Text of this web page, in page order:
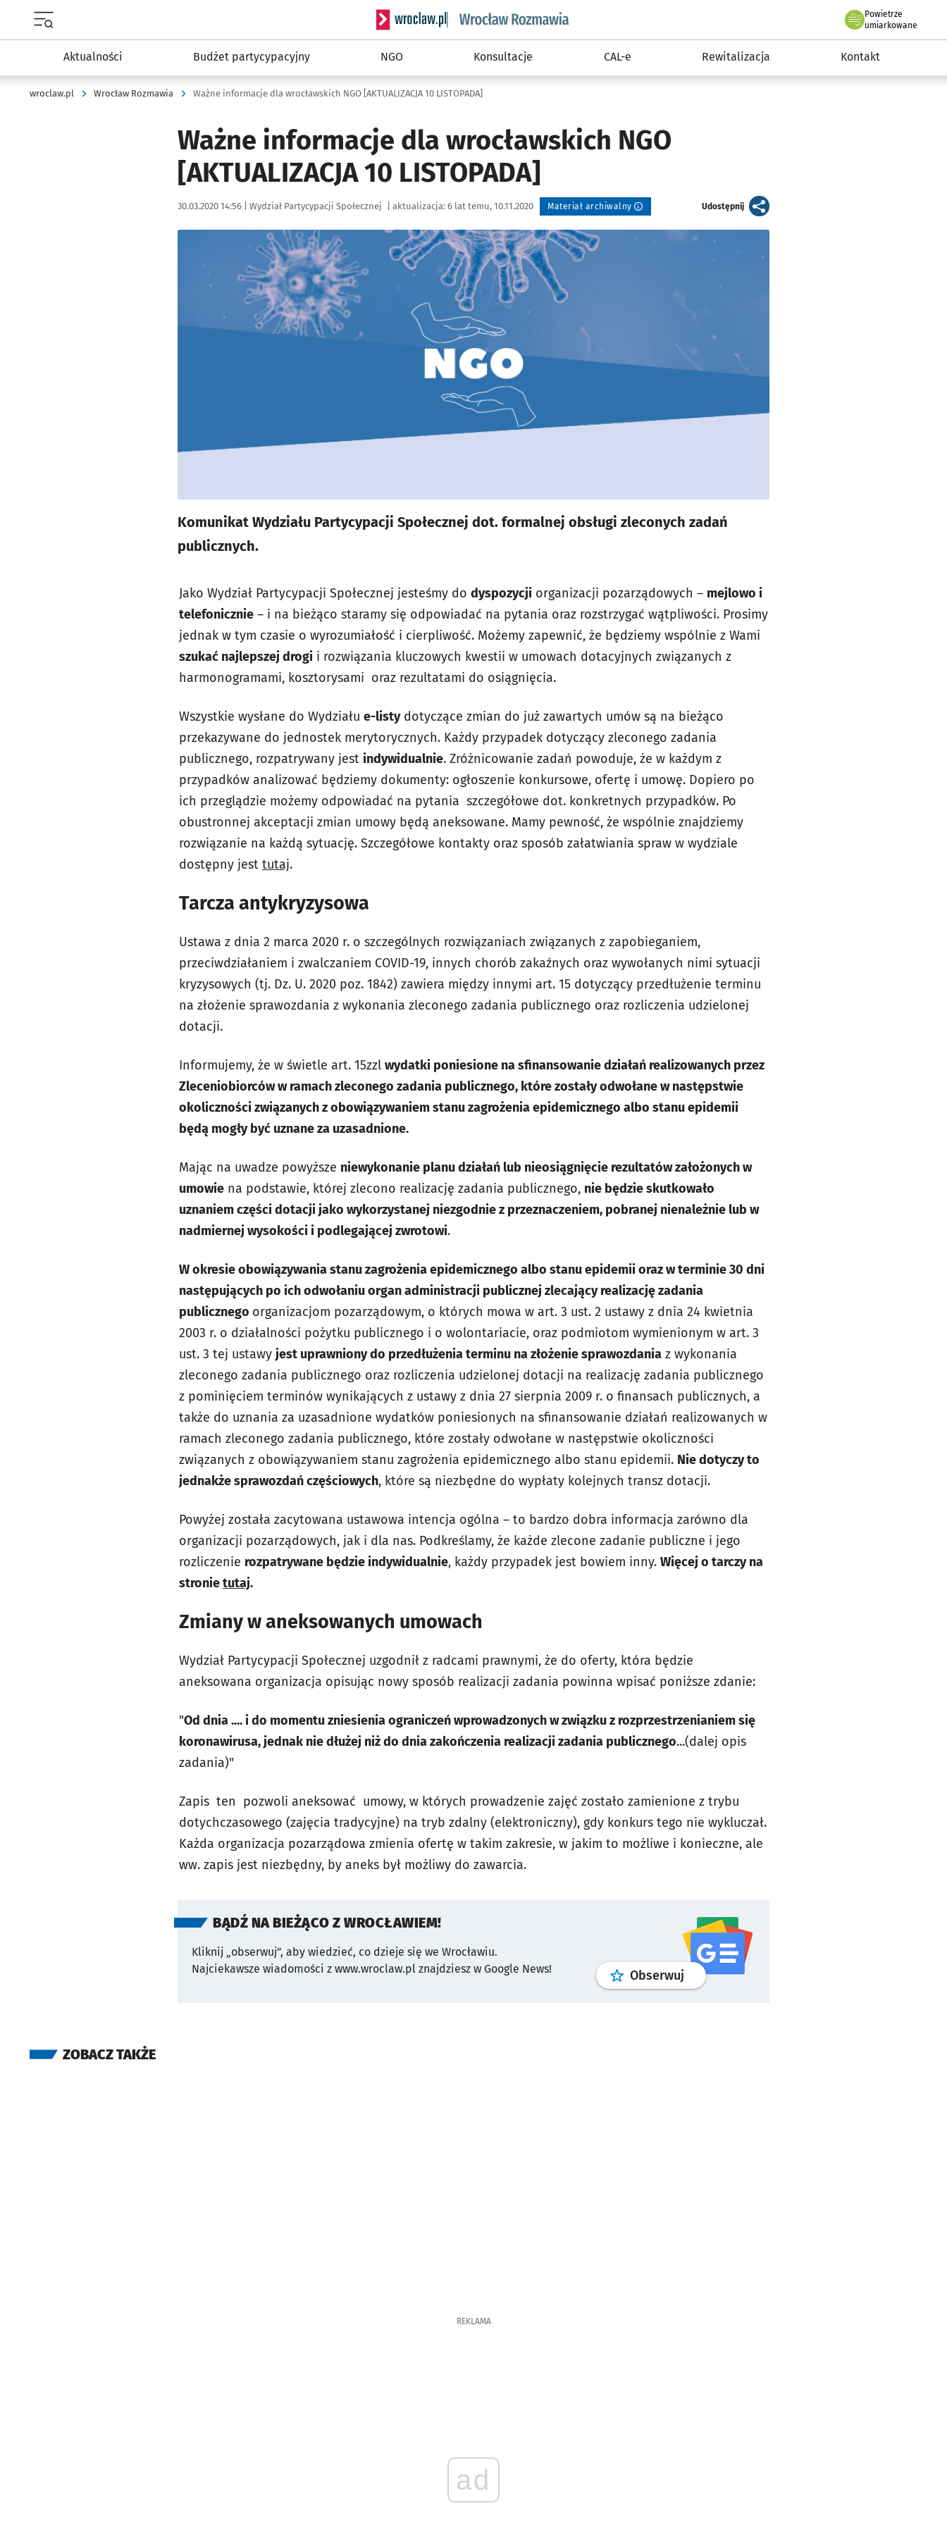
Serwis informacyjny wroclaw.pl podserwis: Rozmawia
Powietrze
we Wrocławiu
umiarkowane
Aktualności Budżet partycypacyjny NGO Konsultacje CAL-e Rewitalizacja Kontakt
wroclaw.pl Wrocław Rozmawia Ważne informacje dla wrocławskich NGO [AKTUALIZACJA 10 LISTOPADA]
Ważne informacje dla wrocławskich NGO
[AKTUALIZACJA 10 LISTOPADA]
Data publikacji:
30.03.2020 14:56 | Autor:
Wydział Partycypacji Społecznej aktualizacja: 6 lat temu, 10.11.2020 Materiał archiwalny Udostępnijartykuł
Kliknij, aby powiększyć
Komunikat Wydziału Partycypacji Społecznej dot. formalnej obsługi zleconych zadań
publicznych.
Jako Wydział Partycypacji Społecznej jesteśmy do dyspozycji organizacji pozarządowych – mejlowo i
telefonicznie – i na bieżąco staramy się odpowiadać na pytania oraz rozstrzygać wątpliwości. Prosimy
jednak w tym czasie o wyrozumiałość i cierpliwość. Możemy zapewnić, że będziemy wspólnie z Wami
szukać najlepszej drogi i rozwiązania kluczowych kwestii w umowach dotacyjnych związanych z
harmonogramami, kosztorysami oraz rezultatami do osiągnięcia.
Wszystkie wysłane do Wydziału e-listydotyczące zmian do już zawartych umów są na bieżąco
przekazywane do jednostek merytorycznych. Każdy przypadek dotyczący zleconego zadania
publicznego, rozpatrywany jest indywidualnie. Zróżnicowanie zadań powoduje, że w każdym z
przypadków analizować będziemy dokumenty: ogłoszenie konkursowe, ofertę i umowę. Dopiero po
ich przeglądzie możemy odpowiadać na pytania szczegółowe dot. konkretnych przypadków. Po
obustronnej akceptacji zmian umowy będą aneksowane. Mamy pewność, że wspólnie znajdziemy
rozwiązanie na każdą sytuację. Szczegółowe kontakty oraz sposób załatwiania spraw w wydziale
dostępny jest tutaj.
Tarcza antykryzysowa
Ustawa z dnia 2 marca 2020 r. o szczególnych rozwiązaniach związanych z zapobieganiem,
przeciwdziałaniem i zwalczaniem COVID-19, innych chorób zakaźnych oraz wywołanych nimi sytuacji
kryzysowych (tj. Dz. U. 2020 poz. 1842) zawiera między innymi art. 15 dotyczący przedłużenie terminu
na złożenie sprawozdania z wykonania zleconego zadania publicznego oraz rozliczenia udzielonej
dotacji.
Informujemy, że w świetle art. 15zzl wydatki poniesione na sfinansowanie działań realizowanych przez
Zleceniobiorców w ramach zleconego zadania publicznego, które zostały odwołane w następstwie
okoliczności związanych z obowiązywaniem stanu zagrożenia epidemicznego albo stanu epidemii
będą mogły być uznane za uzasadnione.
Mając na uwadze powyższe niewykonanie planu działań lub nieosiągnięcie rezultatów założonych w
umowie na podstawie, której zlecono realizację zadania publicznego, nie będzie skutkowało
uznaniem części dotacji jako wykorzystanej niezgodnie z przeznaczeniem, pobranej nienależnie lub w
nadmiernej wysokości i podlegającej zwrotowi.
W okresie obowiązywania stanu zagrożenia epidemicznego albo stanu epidemii oraz w terminie 30 dni
następujących po ich odwołaniu organ administracji publicznej zlecający realizację zadania
publicznego organizacjom pozarządowym, o których mowa w art. 3 ust. 2 ustawy z dnia 24 kwietnia
2003 r. o działalności pożytku publicznego i o wolontariacie, oraz podmiotom wymienionym w art. 3
ust. 3 tej ustawy jest uprawniony do przedłużenia terminu na złożenie sprawozdania z wykonania
zleconego zadania publicznego oraz rozliczenia udzielonej dotacji na realizację zadania publicznego
z pominięciem terminów wynikających z ustawy z dnia 27 sierpnia 2009 r. o finansach publicznych, a
także do uznania za uzasadnione wydatków poniesionych na sfinansowanie działań realizowanych w
ramach zleconego zadania publicznego, które zostały odwołane w następstwie okoliczności
związanych z obowiązywaniem stanu zagrożenia epidemicznego albo stanu epidemii. Nie dotyczy to
jednakże sprawozdań częściowych, które są niezbędne do wypłaty kolejnych transz dotacji.
Powyżej została zacytowana ustawowa intencja ogólna – to bardzo dobra informacja zarówno dla
organizacji pozarządowych, jak i dla nas. Podkreślamy, że każde zlecone zadanie publiczne i jego
rozliczenie rozpatrywane będzie indywidualnie, każdy przypadek jest bowiem inny. Więcej o tarczy na
stronietutaj.
Zmiany w aneksowanych umowach
Wydział Partycypacji Społecznej uzgodnił z radcami prawnymi, że do oferty, która będzie
aneksowana organizacja opisując nowy sposób realizacji zadania powinna wpisać poniższe zdanie:
"Od dnia .... i do momentu zniesienia ograniczeń wprowadzonych w związku z rozprzestrzenianiem się
koronawirusa, jednak nie dłużej niż do dnia zakończenia realizacji zadania publicznego...(dalej opis
zadania)"
Zapis ten pozwoli aneksować umowy, w których prowadzenie zajęć zostało zamienione z trybu
dotychczasowego (zajęcia tradycyjne) na tryb zdalny (elektroniczny), gdy konkurs tego nie wykluczał.
Każda organizacja pozarządowa zmienia ofertę w takim zakresie, w jakim to możliwe i konieczne, ale
ww. zapis jest niezbędny, by aneks był możliwy do zawarcia.
BĄDŹ NA BIEŻĄCO Z WROCŁAWIEM!
Kliknij „obserwuj”, aby wiedzieć, co dzieje się we Wrocławiu.
Najciekawsze wiadomości z www.wroclaw.pl znajdziesz w Google News!
Obserwuj profilgoogle news
ZOBACZ TAKŻE
REKLAMA
ad